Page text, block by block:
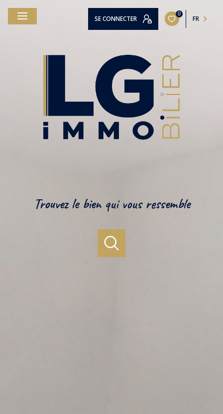
SE CONNECTER
0
FR
Trouvez le bien qui vous ressemble